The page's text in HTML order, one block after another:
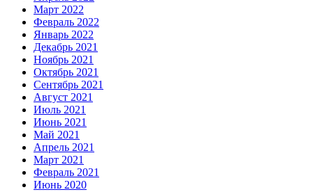
Март 2022
Февраль 2022
Январь 2022
Декабрь 2021
Ноябрь 2021
Октябрь 2021
Сентябрь 2021
Август 2021
Июль 2021
Июнь 2021
Май 2021
Апрель 2021
Март 2021
Февраль 2021
Июнь 2020